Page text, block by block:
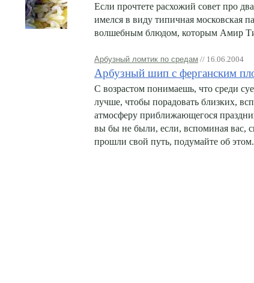
Если прочтете расхожий совет про
имелся в виду типичная московская
волшебным блюдом, которым Амир
Арбузный ломтик по средам // 16.06.2004
Арбузный шип с ферганским
С возрастом понимаешь, что среди
лучше, чтобы порадовать близких,
атмосферу приближающегося
вы бы не были, если, вспоминая вас,
прошли свой путь, подумайте об этом.